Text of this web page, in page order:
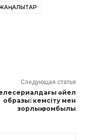
Следующая статья
әйел
образы: кемсіту мен
зорлық-зомбылық